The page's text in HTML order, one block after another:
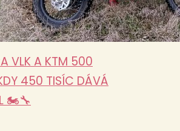
VLK A KTM 500
450 TISÍC DÁVÁ
🏍️🔧